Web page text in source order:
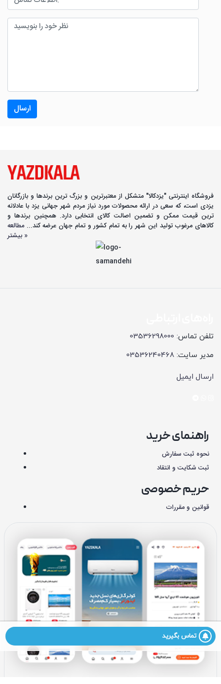
تماس بگیرید
ارسال
فروشگاه اینترنتی "یزدکالا" متشکل از معتبرترین و بزرگ ترین برندها و بازرگانان
یزدی است، که سعی در ارائه محصولات مورد نیاز مردم شهر جهانی یزد با عادلانه
ترین قیمت ممکن و تضمین اصالت کالای انتخابی دارد. همچنین برندها و
کالاهای مرغوب تولید این شهر را به تمام کشور و تمام جهان عرضه کند...مطالعه
بیشتر »
تلفن تماس: 03536298000
مدیر سایت: 03536240468
ارسال ایمیل
راهنمای خرید
نحوه ثبت سفارش
ثبت شکایت و انتقاد
حریم خصوصی
قوانین و مقررات